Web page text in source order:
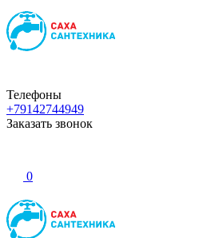
Телефоны
+79142744949
Заказать звонок
0